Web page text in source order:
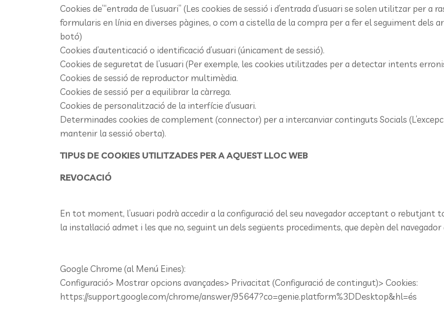
Cookies de’“entrada de l’usuari” (Les cookies de sessió i d’entrada d’usuari se solen utilitzar per a
formularis en línia en diverses pàgines, o com a cistella de la compra per a fer el seguiment dels
botó)
Cookies d’autenticació o identificació d’usuari (únicament de sessió).
Cookies de seguretat de l’usuari (Per exemple, les cookies utilitzades per a detectar intents
Cookies de sessió de reproductor multimèdia.
Cookies de sessió per a equilibrar la càrrega.
Cookies de personalització de la interfície d’usuari.
Determinades cookies de complement (connector) per a intercanviar continguts Socials
mantenir la sessió oberta).
TIPUS DE COOKIES UTILITZADES PER A AQUEST LLOC WEB
REVOCACIÓ
En tot moment, l’usuari podrà accedir a la configuració del seu navegador acceptant o rebutjant
la instal·lació admet i les que no, seguint un dels següents procediments, que depèn del
Google Chrome (al Menú Eines):
Configuració> Mostrar opcions avançades> Privacitat (Configuració de contingut)> Cookies:
https://support.google.com/chrome/answer/95647?co=genie.platform%3DDesktop&hl=és